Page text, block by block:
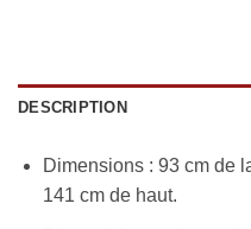
DESCRIPTION
Dimensions : 93 cm de
141 cm de haut.